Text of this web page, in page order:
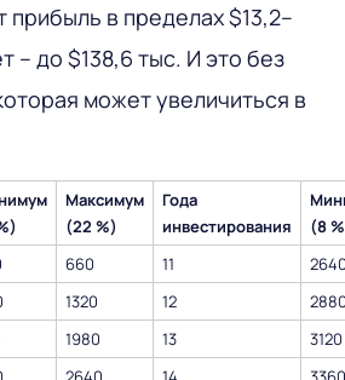
прибыль в пределах $13,2–
– до $138,6 тыс. И это без
может увеличиться в
Максимум
(22 %)
Года
инвестирования
(8
660 11
1320 12
1980 13
3120